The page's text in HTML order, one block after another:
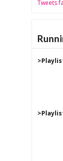
Tweets